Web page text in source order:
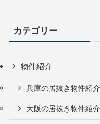
カテゴリー
物件紹介
兵庫の居抜き物件紹介
大阪の居抜き物件紹介